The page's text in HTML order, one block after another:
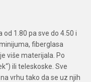
1.80 pa sve do 4.50 i
fiberglasa
više materijala. Po
ili teleskoske. Sve
vrhu tako da se uz njih